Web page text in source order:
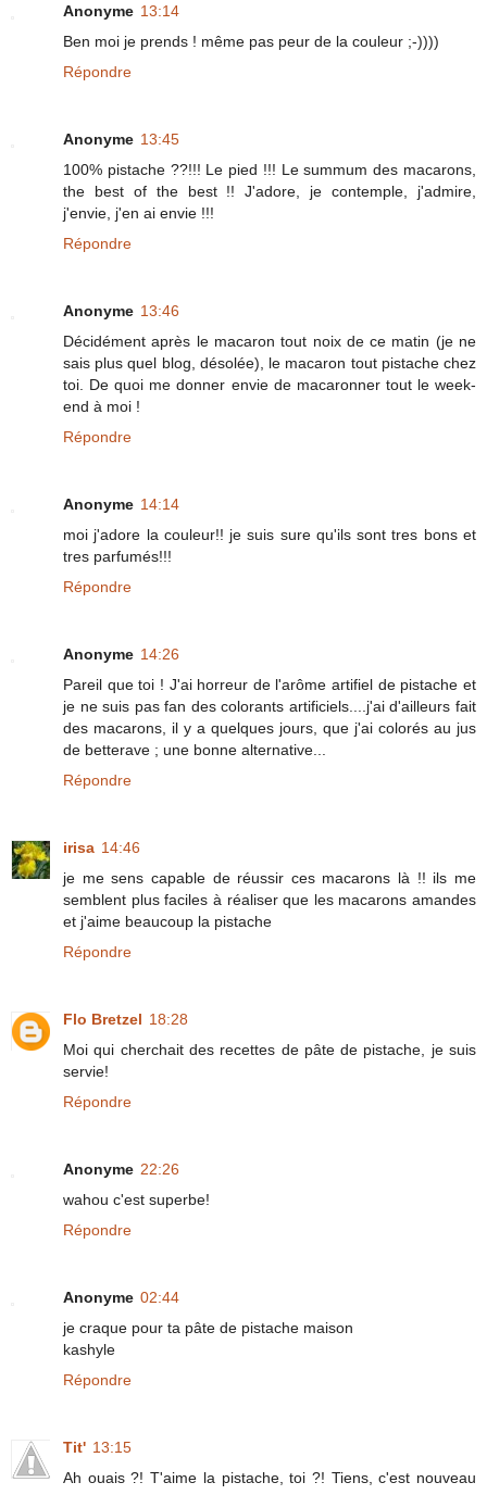
Anonyme 13:14
Ben moi je prends ! même pas peur de la couleur ;-))))
Répondre
Anonyme 13:45
100% pistache ??!!! Le pied !!! Le summum des macarons,
the best of the best !! J'adore, je contemple, j'admire,
j'envie, j'en ai envie !!!
Répondre
Anonyme 13:46
Décidément après le macaron tout noix de ce matin (je ne
sais plus quel blog, désolée), le macaron tout pistache chez
toi. De quoi me donner envie de macaronner tout le week-
end à moi !
Répondre
Anonyme 14:14
moi j'adore la couleur!! je suis sure qu'ils sont tres bons et
tres parfumés!!!
Répondre
Anonyme 14:26
Pareil que toi ! J'ai horreur de l'arôme artifiel de pistache et
je ne suis pas fan des colorants artificiels....j'ai d'ailleurs fait
des macarons, il y a quelques jours, que j'ai colorés au jus
de betterave ; une bonne alternative...
Répondre
irisa 14:46
je me sens capable de réussir ces macarons là !! ils me
semblent plus faciles à réaliser que les macarons amandes
et j'aime beaucoup la pistache
Répondre
Flo Bretzel 18:28
Moi qui cherchait des recettes de pâte de pistache, je suis
servie!
Répondre
Anonyme 22:26
wahou c'est superbe!
Répondre
Anonyme 02:44
je craque pour ta pâte de pistache maison
kashyle
Répondre
Tit' 13:15
Ah ouais ?! T'aime la pistache, toi ?! Tiens, c'est nouveau